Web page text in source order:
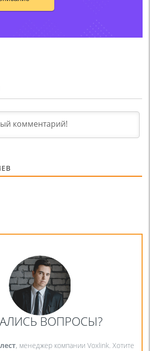
ВОПРОСЫ?
, менеджер компании Voxlink. Хотите